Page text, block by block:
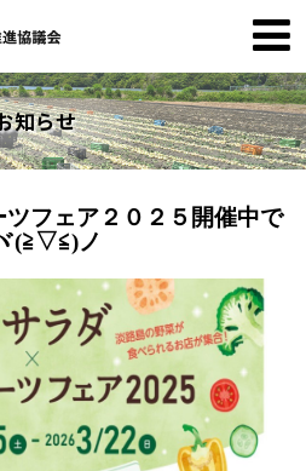
知らせ
フェア２０２５開催中で
(≧▽≦)ノ